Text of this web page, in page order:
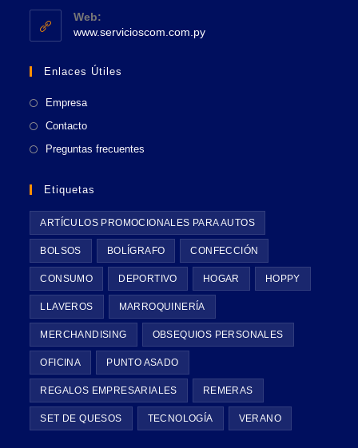
tu
aplicación
aplicación
Web:
www.servicioscom.com.pySe
Enlaces Útiles
Empresa
Contacto
Preguntas frecuentes
Etiquetas
ARTÍCULOS PROMOCIONALES PARA AUTOS
BOLSOS BOLÍGRAFO CONFECCIÓN
CONSUMO DEPORTIVO HOGAR HOPPY
LLAVEROS MARROQUINERÍA
MERCHANDISING OBSEQUIOS PERSONALES
OFICINA PUNTO ASADO
REGALOS EMPRESARIALES REMERAS
SET DE QUESOS TECNOLOGÍA VERANO